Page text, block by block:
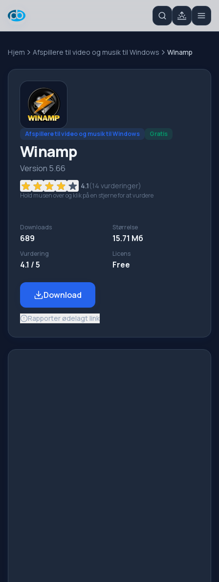
Hjem Afspillere til video og musik til Windows Winamp
Afspillere til video og musik til Windows Gratis
Winamp
Version 5.66
4.1(14 vurderinger)
Hold musen over og klik på en stjerne for at vurdere
Downloads
689
Størrelse
15.71 Мб
Vurdering
4.1 / 5
Licens
Free
Download
Rapporter ødelagt link